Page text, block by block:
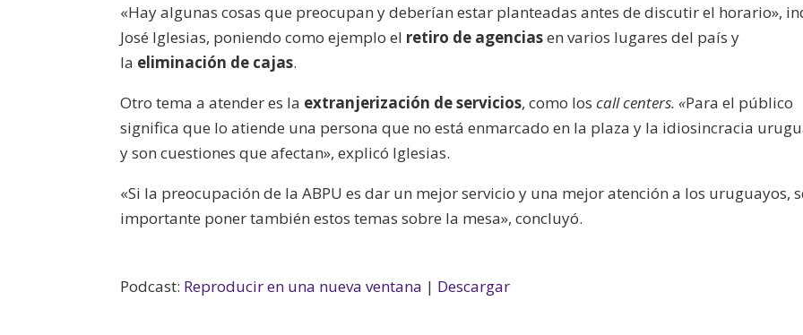
«Hay algunas cosas que preocupan y deberían estar planteadas antes de discutir el horario»,
José Iglesias, poniendo como ejemplo el retiro de agenciasen varios lugares del país y
la eliminación de cajas.
Otro tema a atender es la extranjerización de servicios, como loscall centers. «Para el público
significa que lo atiende una persona que no está enmarcado en la plaza y la idiosincracia
y son cuestiones que afectan», explicó Iglesias.
«Si la preocupación de la ABPU es dar un mejor servicio y una mejor atención a los uruguayos,
importante poner también estos temas sobre la mesa», concluyó.
Podcast: Reproducir en una nueva ventana | Descargar